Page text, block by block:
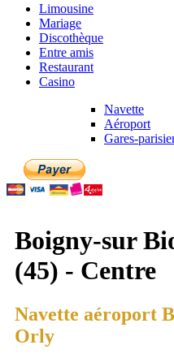
Limousine
Mariage
Discothèque
Entre amis
Restaurant
Casino
Navette
Aéroport
Gares-
Boigny-sur
(45) - Centre
Navette aéroport
Orly